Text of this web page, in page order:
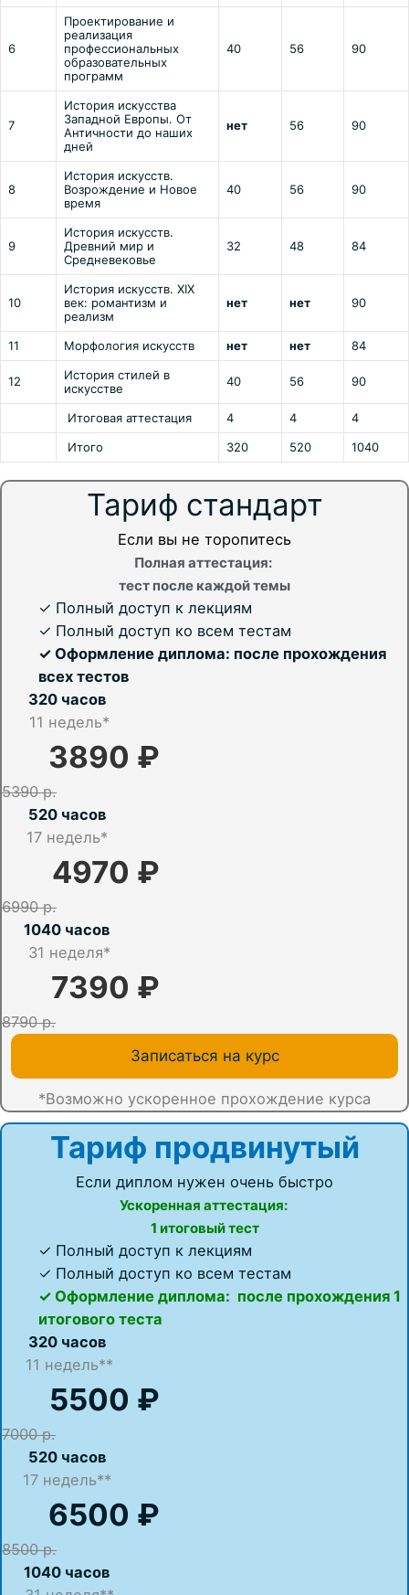
6
Проектирование и
реализация
профессиональных
образовательных
программ
40 56 90
7
История искусства
Западной Европы. От
Античности до наших
дней
нет 56 90
8
История искусств.
Возрождение и Новое
время
40 56 90
9
История искусств.
Древний мир и
Средневековье
32 48 84
10
История искусств. XIX
век: романтизм и
реализм
нет нет 90
11 Морфология искусств нет нет 84
12
История стилей в
искусстве
40 56 90
Итоговая аттестация 4 4
4
Итого
320 520 1040
Тариф стандарт
Если вы не торопитесь
Полная аттестация:
тест после каждой темы
✓ Полный доступ к лекциям
✓ Полный доступ ко всем тестам
✓ Оформление диплома: после прохождения
всех тестов
320 часов
11 недель*
3890 ₽
5390 р.
520 часов
17недель*
4970 ₽
6990 р.
1040 часов
31 неделя*
7390 ₽
8790 р.
Записаться на курс
*Возможно ускоренное прохождение курса
Тариф продвинутый
Если диплом нужен очень быстро
Ускоренная аттестация:
1 итоговый тест
✓ Полный доступ к лекциям
✓ Полный доступ ко всем тестам
✓ Оформление диплома: после прохождения 1
итогового теста
320 часов
11 недель**
5500 ₽
7000 р.
520 часов
17недель**
6500 ₽
8500 р.
1040 часов